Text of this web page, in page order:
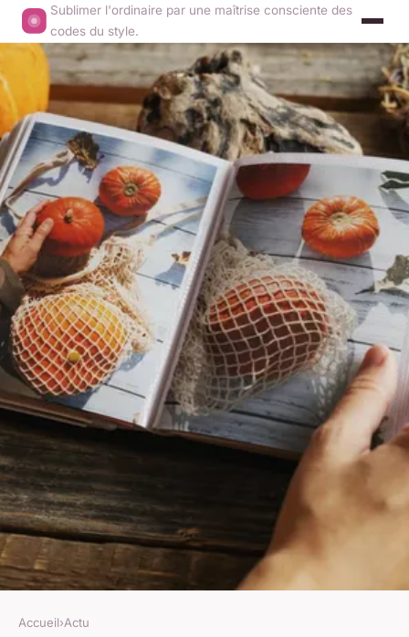
Sublimer l'ordinaire par une maîtrise consciente des
codes du style.
Accueil›Actu